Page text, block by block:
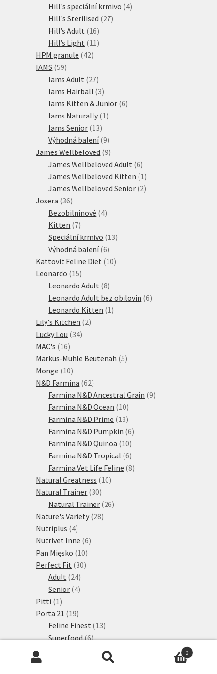
produktů
Hill's speciální krmivo 44
Hill's Sterilised 2727
Hill’s Adult 1616
produktů
Hill’s Light 11 11
HPM granule 4242
IAMS 5959
produktů
Iams Adult 2727
produktů
Iams Hairball 33
produkty
Iams Kitten & Junior 66
Iams Naturally 1 1
Iams Senior 1313
produktů
Výhodná balení 99
produktů
James Wellbeloved 99
produktů
James Wellbeloved Adult 66
produktů
James Wellbeloved Kitten 1 1
produkt
James Wellbeloved Senior 22
Josera 3636
produktů
Bezobilninové 44
Kitten 77
produktů
Speciální krmivo 1313
Výhodná balení 66
produktů
Kattovit Feline Diet 1010
Leonardo 1515
produktů
Leonardo Adult 88
produktů
Leonardo Adult bez obilovin 66
Leonardo Kitten 1 1
Lily's Kitchen 22
Lucky Lou 3434
MAC's 1616
produktů
Markus-Mühle Beutenah 55
Monge 1010
produktů
N&D Farmina 6262
produktů
Farmina N&D Ancestral Grain 99
Farmina N&D Ocean 1010
produktů
Farmina N&D Prime 1313
produktů
Farmina N&D Pumpkin 66
Farmina N&D Quinoa 1010
produktů
Farmina N&D Tropical 66
produktů
Farmina Vet Life Feline 88
Natural Greatness 1010
Natural Trainer 3030
produktů
Natural Trainer 2626
Nature's Variety 2828
Nutriplus 44
produkty
Nutrivet Inne 66
Pan Mięsko 1010
produktů
Perfect Fit 3030
Adult 2424
produktů
Senior 44
Pitti 1 1
produkt
Porta 21 1919
produktů
Feline Finest 1313
produktů
Superfood 66
produktů
Prolife
Purina One
0